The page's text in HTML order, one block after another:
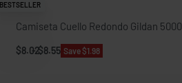
BESTSELLER
Camiseta Cuello Redondo Gildan 5000
$8.02$8.55 Save $1.98